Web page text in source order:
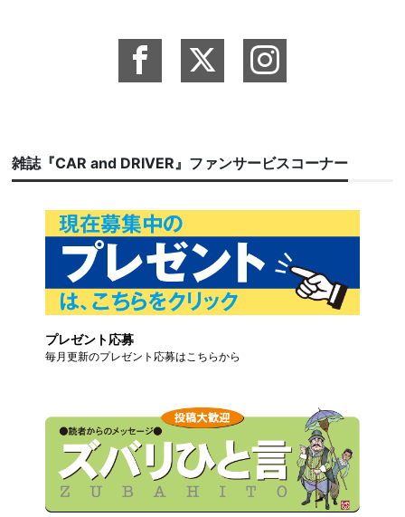
雑誌『CAR and DRIVER』ファンサービスコーナー
プレゼント応募
毎月更新のプレゼント応募はこちらから